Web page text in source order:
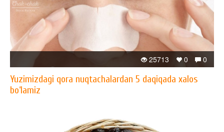
0
0
25713
Yuzimizdagi qora nuqtachalardan 5 daqiqada xalos
bo‘lamiz